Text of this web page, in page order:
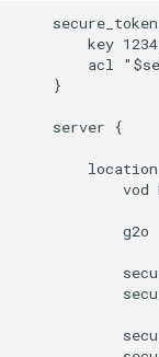
key
acl
    }
    server {
vod
g2o